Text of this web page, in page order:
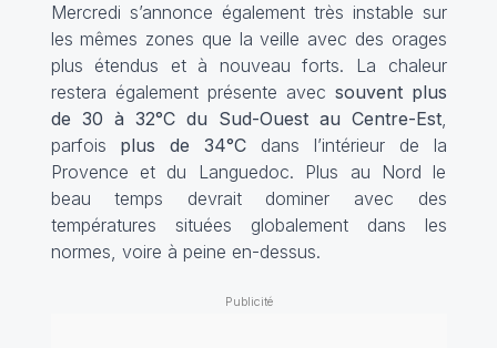
Mercredi s’annonce également très instable sur
les mêmes zones que la veille avec des orages
plus étendus et à nouveau forts. La chaleur
restera également présente avec souvent plus
de 30 à 32°C du Sud-Ouest au Centre-Est,
parfois plus de 34°C dans l’intérieur de la
Provence et du Languedoc. Plus au Nord le
beau temps devrait dominer avec des
températures situées globalement dans les
normes, voire à peine en-dessus.